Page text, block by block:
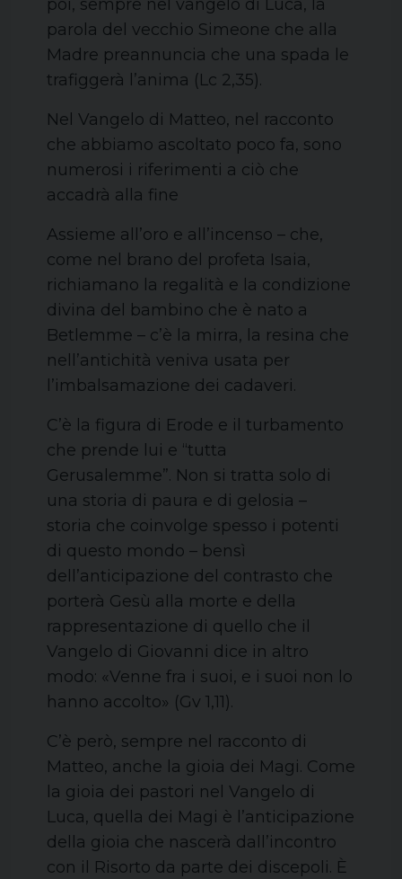
poi, sempre nel vangelo di Luca, la
parola del vecchio Simeone che alla
Madre preannuncia che una spada le
trafiggerà l’anima (Lc 2,35).
Nel Vangelo di Matteo, nel racconto
che abbiamo ascoltato poco fa, sono
numerosi i riferimenti a ciò che
accadrà alla fine
Assieme all’oro e all’incenso – che,
come nel brano del profeta Isaia,
richiamano la regalità e la condizione
divina del bambino che è nato a
Betlemme – c’è la mirra, la resina che
nell’antichità veniva usata per
l’imbalsamazione dei cadaveri.
C’è la figura di Erode e il turbamento
che prende lui e “tutta
Gerusalemme”. Non si tratta solo di
una storia di paura e di gelosia –
storia che coinvolge spesso i potenti
di questo mondo – bensì
dell’anticipazione del contrasto che
porterà Gesù alla morte e della
rappresentazione di quello che il
Vangelo di Giovanni dice in altro
modo: «Venne fra i suoi, e i suoi non lo
hanno accolto» (Gv 1,11).
C’è però, sempre nel racconto di
Matteo, anche la gioia dei Magi. Come
la gioia dei pastori nel Vangelo di
Luca, quella dei Magi è l’anticipazione
della gioia che nascerà dall’incontro
con il Risorto da parte dei discepoli. È